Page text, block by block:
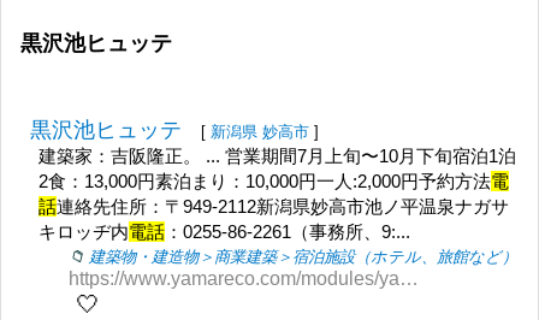
黒沢池ヒュッテ
黒沢池ヒュッテ [ 新潟県 妙高市 ]
建築家：吉阪隆正。 ... 営業期間7月上旬〜10月下旬宿泊1泊
2食：13,000円素泊まり：10,000円一人:2,000円予約方法電
話連絡先住所：〒949-2112新潟県妙高市池ノ平温泉ナガサ
キロッヂ内電話 ：0255-86-2261（事務所、9:...
建築物・建造物＞商業建築＞宿泊施設（ホテル、旅館など）
https://www.yamareco.com/modules/yamainfo/ptinfo.php?ptid=1867
🤍